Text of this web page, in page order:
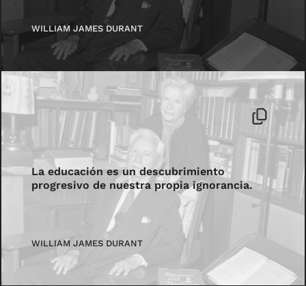
WILLIAM JAMES DURANT
La educación es un descubrimiento
progresivo de nuestra propia ignorancia.
WILLIAM JAMES DURANT